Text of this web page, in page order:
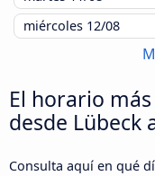
miércoles 12/08
El horario
desde Lübeck
Consulta aquí en qué